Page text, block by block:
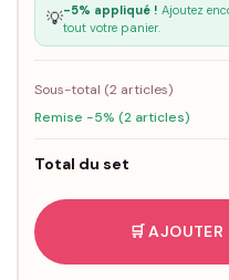
💡-5% appliqué ! Ajoutez
tout votre panier.
Sous-total (2articles)
Remise -5% (2 articles)
Total du set
🛒 AJOUTER